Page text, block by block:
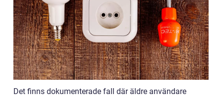
Det finns dokumenterade fall där äldre användare